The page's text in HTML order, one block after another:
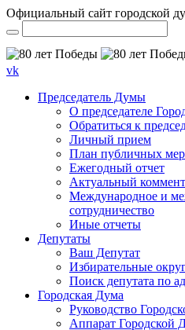
Официальный сайт городской
vk
Председатель Думы
О председателе
Обратиться к
Личный прием
План публичных
Ежегодный отчет
Актуальный
Международное и
сотрудничество
Иные отчеты
Депутаты
Ваш Депутат
Избирательные
Поиск депутата по
Городская Дума
Руководство
Аппарат Городской